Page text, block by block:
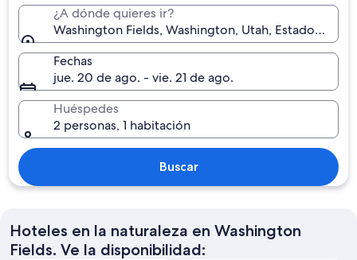
¿A dónde quieres ir?
Washington Fields, Washington, Utah, Estados
Fechas
jue. 20 de ago. - vie. 21 de ago.
Huéspedes
2 personas, 1 habitación
Buscar
Hoteles en la naturaleza en Washington
Fields. Ve la disponibilidad: